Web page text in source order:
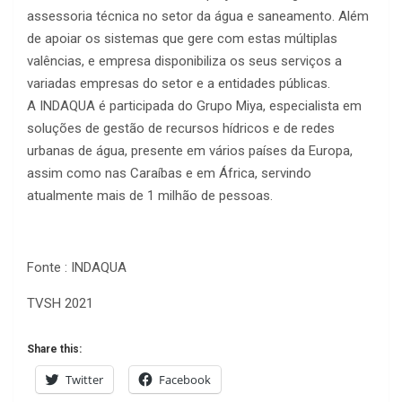
assessoria técnica no setor da água e saneamento. Além
de apoiar os sistemas que gere com estas múltiplas
valências, e empresa disponibiliza os seus serviços a
variadas empresas do setor e a entidades públicas.
A INDAQUA é participada do Grupo Miya, especialista em
soluções de gestão de recursos hídricos e de redes
urbanas de água, presente em vários países da Europa,
assim como nas Caraíbas e em África, servindo
atualmente mais de 1 milhão de pessoas.
Fonte : INDAQUA
TVSH 2021
Share this:
Twitter Facebook